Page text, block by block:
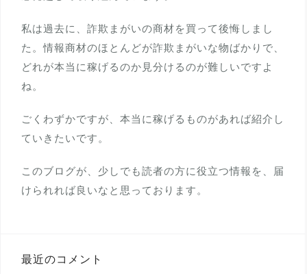
私は過去に、詐欺まがいの商材を買って後悔しまし
た。情報商材のほとんどが詐欺まがいな物ばかりで、
どれが本当に稼げるのか見分けるのが難しいですよ
ね。
ごくわずかですが、本当に稼げるものがあれば紹介し
ていきたいです。
このブログが、少しでも読者の方に役立つ情報を、届
けられれば良いなと思っております。
最近のコメント